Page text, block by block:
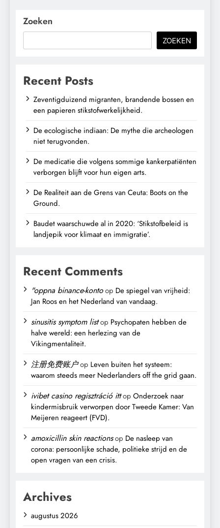
Zoeken
ZOEKEN
Recent Posts
Zeventigduizend migranten, brandende bossen en
een papieren stikstofwerkelijkheid.
De ecologische indiaan: De mythe die archeologen
niet terugvonden.
De medicatie die volgens sommige kankerpatiënten
verborgen blijft voor hun eigen arts.
De Realiteit aan de Grens van Ceuta: Boots on the
Ground.
Baudet waarschuwde al in 2020: ‘Stikstofbeleid is
landjepik voor klimaat en immigratie’.
Recent Comments
"oppna binance-kontoop De spiegel van vrijheid:
Jan Roos en het Nederland van vandaag.
sinusitis symptom listop Psychopaten hebben de
halve wereld: een herlezing van de
Vikingmentaliteit.
注册免费账户op Leven buiten het systeem:
waarom steeds meer Nederlanders off the grid gaan.
ivibet casino regisztráció ittop Onderzoek naar
kindermisbruik verworpen door Tweede Kamer: Van
Meijeren reageert (FVD).
amoxicillin skin reactionsop De nasleep van
corona: persoonlijke schade, politieke strijd en de
open vragen van een crisis.
Archives
augustus 2026